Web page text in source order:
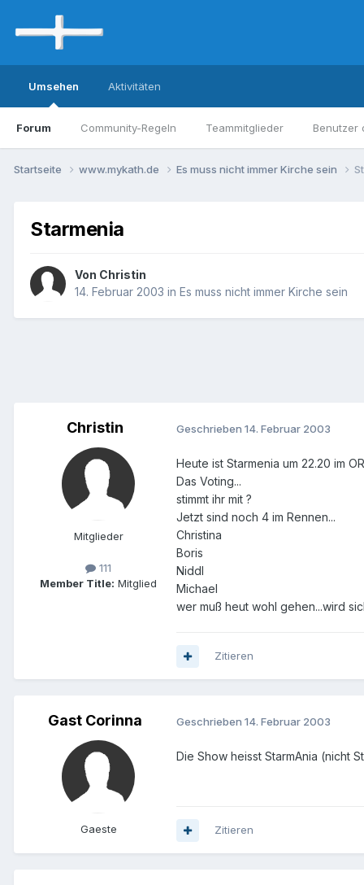
Umsehen
Forum Community-Regeln Teammitglieder Benutzer
Aktivitäten
Startseite www.mykath.de Es muss nicht immer Kirche sein
Starmenia
Von Christin
14. Februar 2003 in Es muss nicht immer Kirche sein
Christin
Mitglieder
111
Member Title: Mitglied
Geschrieben 14. Februar 2003
Heute ist Starmenia um 22.20 im
Das Voting...
stimmt ihr mit ?
Jetzt sind noch 4 im Rennen...
Christina
Boris
Niddl
Michael
wer muß heut wohl gehen...wird
Zitieren
Gast Corinna
Gaeste
Geschrieben 14. Februar 2003
Die Show heisst StarmAnia (nicht
Zitieren